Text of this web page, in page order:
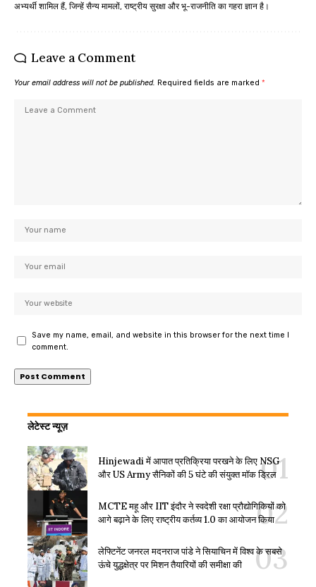
अभ्यर्थी शामिल हैं, जिन्हें सैन्य मामलों, राष्ट्रीय सुरक्षा और भू-राजनीति का गहरा ज्ञान है।
Leave a Comment
Your email address will not be published. Required fields are marked *
Save my name, email, and website in this browser for the next time I
comment.
लेटेस्ट न्यूज़
Hinjewadi में आपात प्रतिक्रिया परखने के लिए NSG
और US Army सैनिकों की 5 घंटे की संयुक्त मॉक ड्रिल
MCTE महू और IIT इंदौर ने स्वदेशी रक्षा प्रौद्योगिकियों को
आगे बढ़ाने के लिए राष्ट्रीय कर्तव्य 1.0 का आयोजन किया
लेफ्टिनेंट जनरल मदनराज पांडे ने सियाचिन में विश्व के सबसे
ऊंचे युद्धक्षेत्र पर मिशन तैयारियों की समीक्षा की